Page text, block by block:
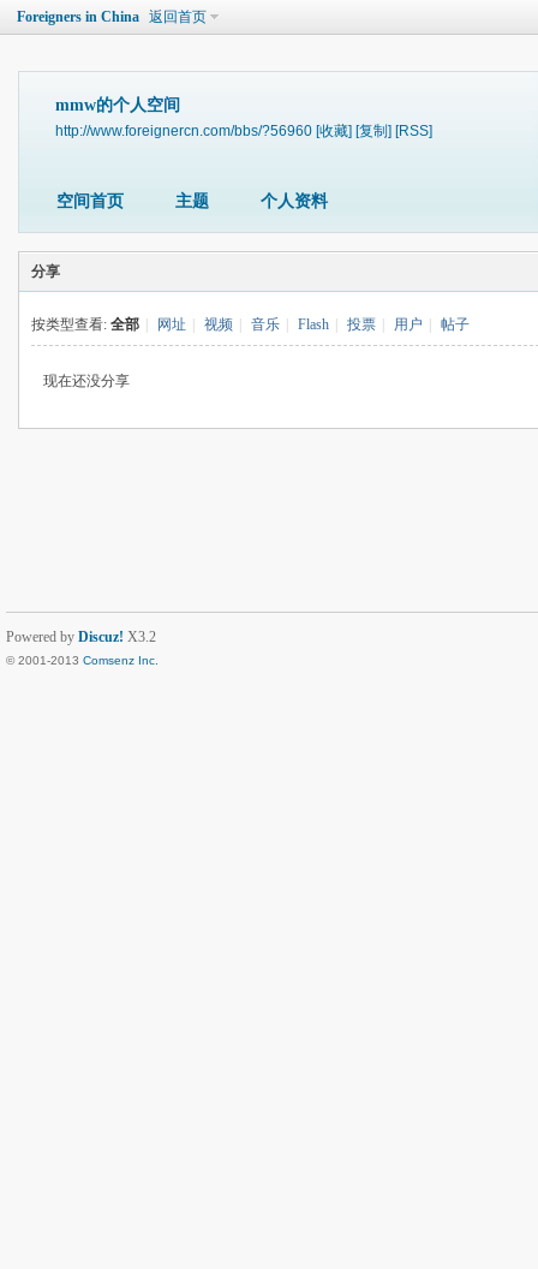
Foreigners in China 返回首页
mmw的个人空间
http://www.foreignercn.com/bbs/?56960 [收藏] [复制] [RSS]
空间首页 主题 个人资料
分享
按类型查看: 全部 网址 视频 音乐 Flash 投票 用户 帖子
现在还没分享
Powered by Discuz! X3.2
© 2001-2013 Comsenz Inc.